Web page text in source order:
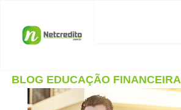
BLOG EDUCAÇÃO FINANCEIRA